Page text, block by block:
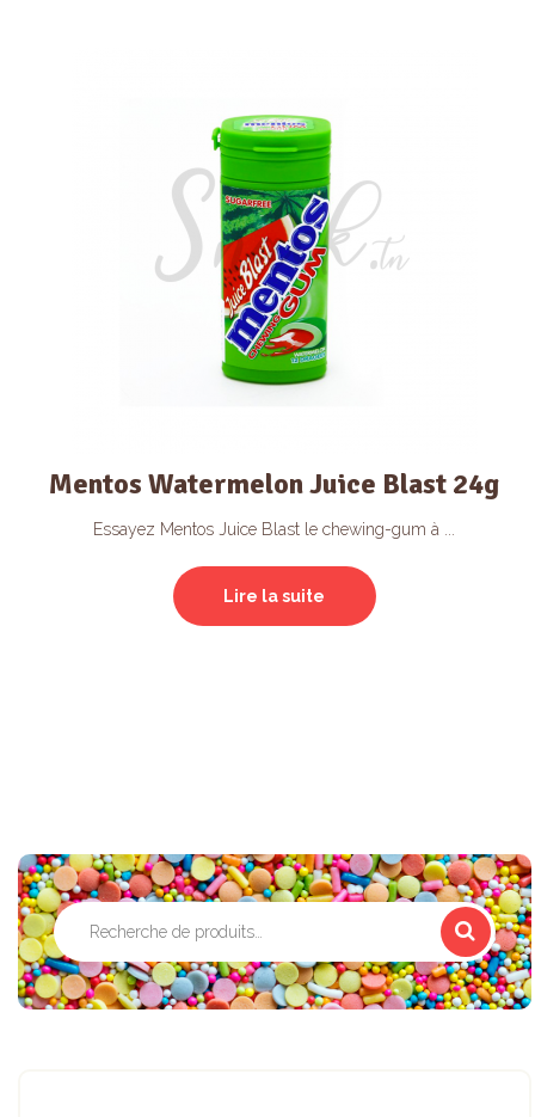
Mentos Watermelon Juice Blast 24g
Essayez Mentos Juice Blast le chewing-gum à ...
Lire la suite
Recherche
pour :